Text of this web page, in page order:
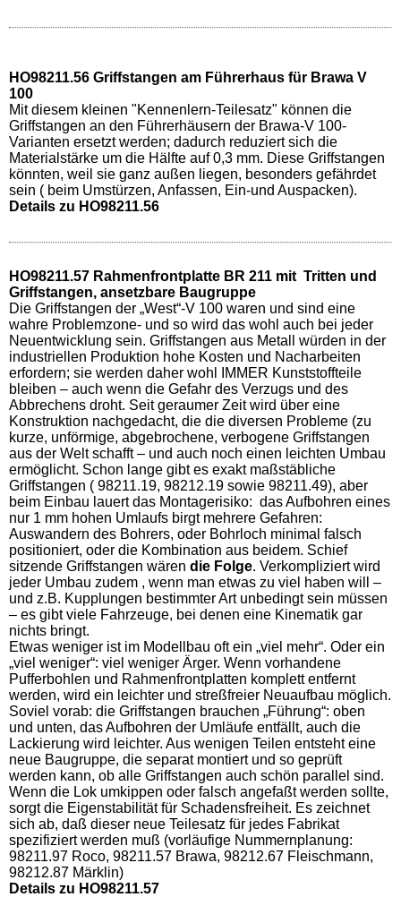
HO98211.56 Griffstangen am Führerhaus für Brawa V
100
Mit diesem kleinen "Kennenlern-Teilesatz" können die
Griffstangen an den Führerhäusern der Brawa-V 100-
Varianten ersetzt werden; dadurch reduziert sich die
Materialstärke um die Hälfte auf 0,3 mm. Diese Griffstangen
könnten, weil sie ganz außen liegen, besonders gefährdet
sein ( beim Umstürzen, Anfassen, Ein-und Auspacken).
Details zu HO98211.56
HO98211.57 Rahmenfrontplatte BR 211 mit Tritten und
Griffstangen, ansetzbare Baugruppe
Die Griffstangen der „West“-V 100 waren und sind eine
wahre Problemzone- und so wird das wohl auch bei jeder
Neuentwicklung sein. Griffstangen aus Metall würden in der
industriellen Produktion hohe Kosten und Nacharbeiten
erfordern; sie werden daher wohl IMMER Kunststoffteile
bleiben – auch wenn die Gefahr des Verzugs und des
Abbrechens droht. Seit geraumer Zeit wird über eine
Konstruktion nachgedacht, die die diversen Probleme (zu
kurze, unförmige, abgebrochene, verbogene Griffstangen
aus der Welt schafft – und auch noch einen leichten Umbau
ermöglicht. Schon lange gibt es exakt maßstäbliche
Griffstangen ( 98211.19, 98212.19 sowie 98211.49), aber
beim Einbau lauert das Montagerisiko: das Aufbohren eines
nur 1 mm hohen Umlaufs birgt mehrere Gefahren:
Auswandern des Bohrers, oder Bohrloch minimal falsch
positioniert, oder die Kombination aus beidem. Schief
sitzende Griffstangen wären die Folge. Verkompliziert wird
jeder Umbau zudem , wenn man etwas zu viel haben will –
und z.B. Kupplungen bestimmter Art unbedingt sein müssen
– es gibt viele Fahrzeuge, bei denen eine Kinematik gar
nichts bringt.
Etwas weniger ist im Modellbau oft ein „viel mehr“. Oder ein
„viel weniger“: viel weniger Ärger. Wenn vorhandene
Pufferbohlen und Rahmenfrontplatten komplett entfernt
werden, wird ein leichter und streßfreier Neuaufbau möglich.
Soviel vorab: die Griffstangen brauchen „Führung“: oben
und unten, das Aufbohren der Umläufe entfällt, auch die
Lackierung wird leichter. Aus wenigen Teilen entsteht eine
neue Baugruppe, die separat montiert und so geprüft
werden kann, ob alle Griffstangen auch schön parallel sind.
Wenn die Lok umkippen oder falsch angefaßt werden sollte,
sorgt die Eigenstabilität für Schadensfreiheit. Es zeichnet
sich ab, daß dieser neue Teilesatz für jedes Fabrikat
spezifiziert werden muß (vorläufige Nummernplanung:
98211.97 Roco, 98211.57 Brawa, 98212.67 Fleischmann,
98212.87 Märklin)
Details zu HO98211.57